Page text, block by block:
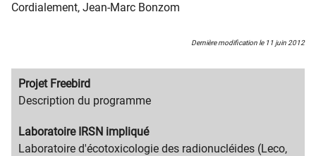
Cordialement, Jean-Marc Bonzom
Dernière modification le 11 juin 2012
Migration
content
Projet Freebird
Migration
text
Description du programme
Migration
content
Laboratoire IRSN impliqué
Migration
Laboratoire d'écotoxicologie des radionucléides (Leco,